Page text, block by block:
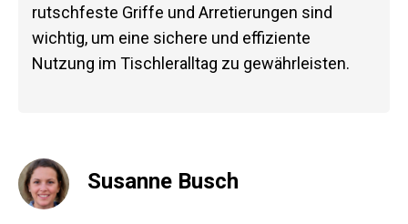
rutschfeste Griffe und Arretierungen sind
wichtig, um eine sichere und effiziente
Nutzung im Tischleralltag zu gewährleisten.
Susanne Busch